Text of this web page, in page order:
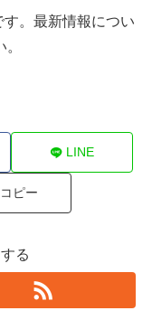
。最新情報につい
LINE
コピー
る